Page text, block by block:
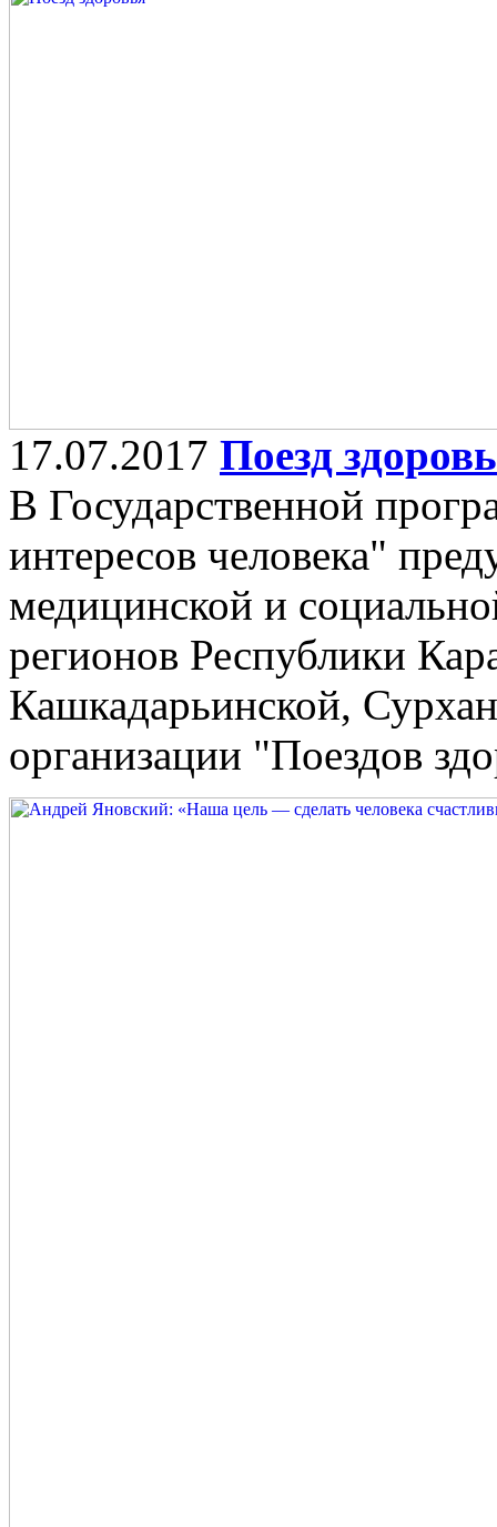
17.07.2017 Поезд
В Государственной
интересов человека"
медицинской и
регионов Республики
Кашкадарьинской,
организации "Поездов